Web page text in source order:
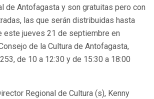
de Antofagasta y son gratuitas pero con
las que serán distribuidas hasta
este jueves 21 de septiembre en
de la Cultura de Antofagasta,
de 10 a 12:30 y de 15:30 a 18:00
Regional de Cultura (s), Kenny